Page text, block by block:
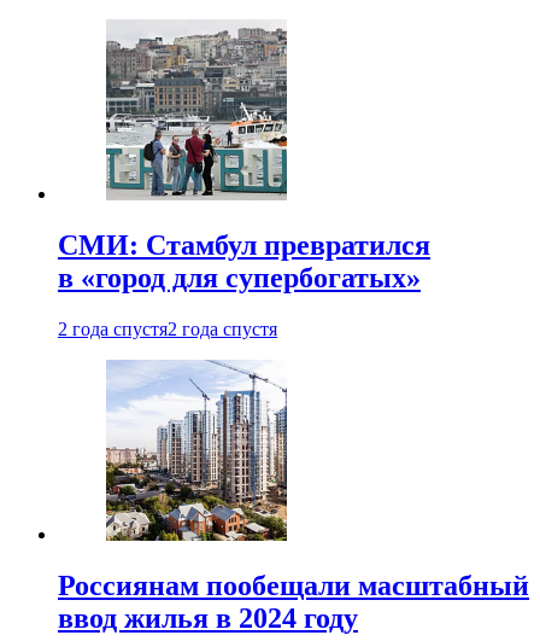
СМИ: Стамбул превратился
в «город для супербогатых»
2 года спустя2 года спустя
Россиянам пообещали масштабный
ввод жилья в 2024 году